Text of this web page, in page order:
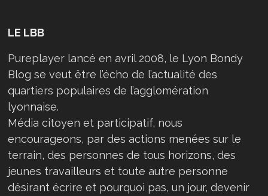
LE LBB
Pureplayer lancé en avril 2008, le Lyon Bondy
Blog se veut être l’écho de l’actualité des
quartiers populaires de l’agglomération
lyonnaise.
Média citoyen et participatif, nous
encourageons, par des actions menées sur le
terrain, des personnes de tous horizons, des
jeunes travailleurs et toute autre personne
désirant écrire et pourquoi pas, un jour, devenir